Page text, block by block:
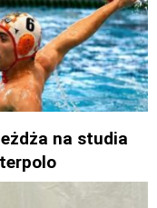
na studia